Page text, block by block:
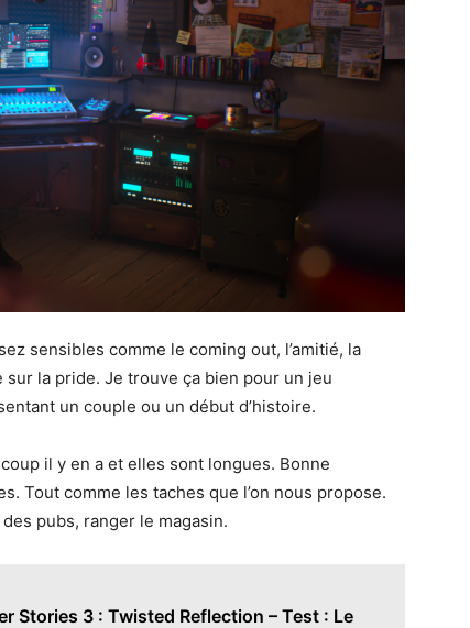
sensibles comme le coming out, l’amitié, la
la pride. Je trouve ça bien pour un jeu
un couple ou un début d’histoire.
il y en a et elles sont longues. Bonne
Tout comme les taches que l’on nous propose.
pubs, ranger le magasin.
Stories 3 : Twisted Reflection – Test : Le